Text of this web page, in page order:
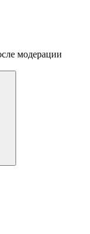
модерации